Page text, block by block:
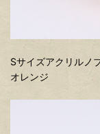
Sサイズアクリルノ
オレンジ